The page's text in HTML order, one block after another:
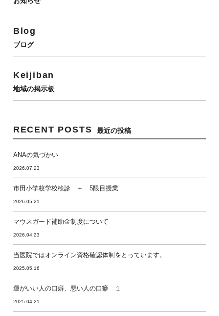
Blog
ブログ
Keijiban
地域の掲示板
RECENT POSTS 最近の投稿
ANAの気づかい
2026.07.23
市田小学校学校検診 ＋ 5限目授業
2026.05.21
マウスガード補助金制度について
2026.04.23
当医院ではオンライン資格確認体制をとっています。
2025.05.16
運がいい人の口癖、悪い人の口癖 １
2025.04.21